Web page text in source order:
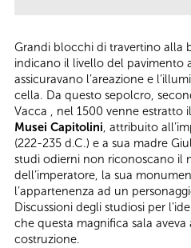
Grandi blocchi di travertino alla
indicano il livello del pavimento
assicuravano l’areazione e
cella. Da questo sepolcro,
Vacca , nel 1500 venne estratto
Musei Capitolini, attribuito
(222-235 d.C.) e a sua madre
studi odierni non riconoscano il
dell’imperatore, la sua
l’appartenenza ad un
Discussioni degli studiosi per
che questa magnifica sala
costruzione.